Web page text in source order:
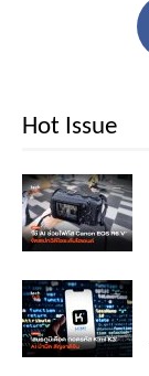
Hot Issue